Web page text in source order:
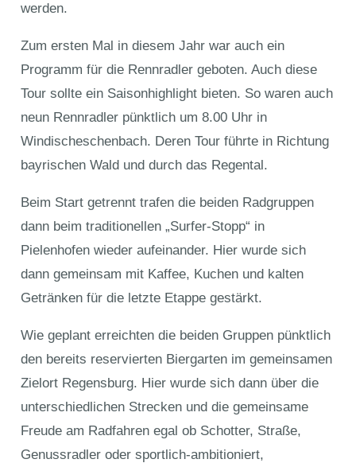
werden.
Zum ersten Mal in diesem Jahr war auch ein
Programm für die Rennradler geboten. Auch diese
Tour sollte ein Saisonhighlight bieten. So waren auch
neun Rennradler pünktlich um 8.00 Uhr in
Windischeschenbach. Deren Tour führte in Richtung
bayrischen Wald und durch das Regental.
Beim Start getrennt trafen die beiden Radgruppen
dann beim traditionellen „Surfer-Stopp“ in
Pielenhofen wieder aufeinander. Hier wurde sich
dann gemeinsam mit Kaffee, Kuchen und kalten
Getränken für die letzte Etappe gestärkt.
Wie geplant erreichten die beiden Gruppen pünktlich
den bereits reservierten Biergarten im gemeinsamen
Zielort Regensburg. Hier wurde sich dann über die
unterschiedlichen Strecken und die gemeinsame
Freude am Radfahren egal ob Schotter, Straße,
Genussradler oder sportlich-ambitioniert,